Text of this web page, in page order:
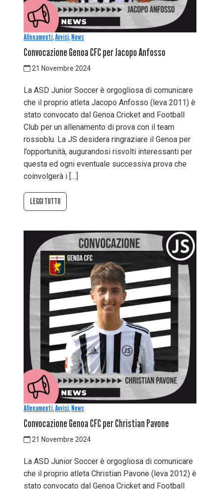
Allenamenti,Avvisi,News
Convocazione Genoa CFC per Jacopo Anfosso
21 Novembre 2024
La ASD Junior Soccer è orgogliosa di comunicare
che il proprio atleta Jacopo Anfosso (leva 2011) è
stato convocato dal Genoa Cricket and Football
Club per un allenamento di prova con il team
rossoblu. La JS desidera ringraziare il Genoa per
l’opportunità, augurandosi risvolti interessanti per
questa ed ogni eventuale successiva prova che
coinvolgerà i […]
LEGGI TUTTO
Allenamenti,Avvisi,News
Convocazione Genoa CFC per Christian Pavone
21 Novembre 2024
La ASD Junior Soccer è orgogliosa di comunicare
che il proprio atleta Christian Pavone (leva 2012) è
stato convocato dal Genoa Cricket and Football